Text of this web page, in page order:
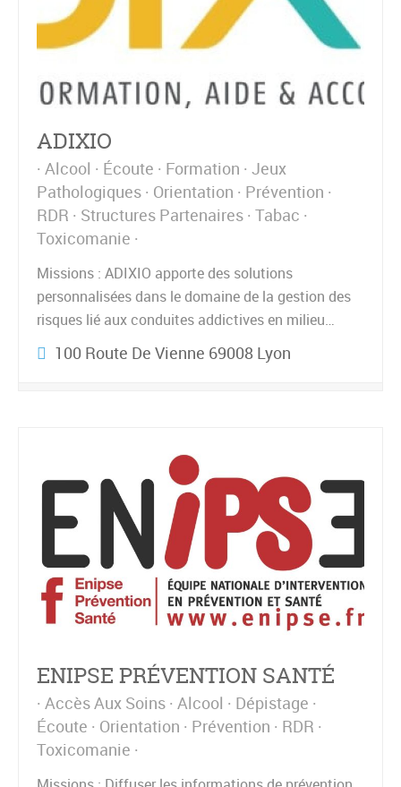
ADIXIO
Alcool Écoute Formation Jeux
Pathologiques Orientation
Prévention
RDR
Structures Partenaires Tabac
Toxicomanie
Missions : ADIXIO apporte des solutions
personnalisées dans le domaine de la gestion des
risques lié aux conduites addictives en milieu…
100 Route De Vienne 69008 Lyon
ENIPSE PRÉVENTION SANTÉ
Accès Aux Soins Alcool
Dépistage
Écoute
Orientation Prévention
RDR
Toxicomanie